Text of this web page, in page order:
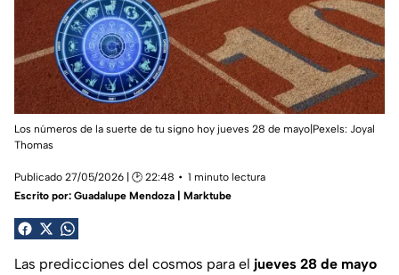
Los números de la suerte de tu signo hoy jueves 28 de mayo|Pexels: Joyal
Thomas
Publicado 27/05/2026 | 🕑 22:48
1 minuto lectura
Escrito por: Guadalupe Mendoza | Marktube
Las predicciones del cosmos para el jueves 28 de mayo